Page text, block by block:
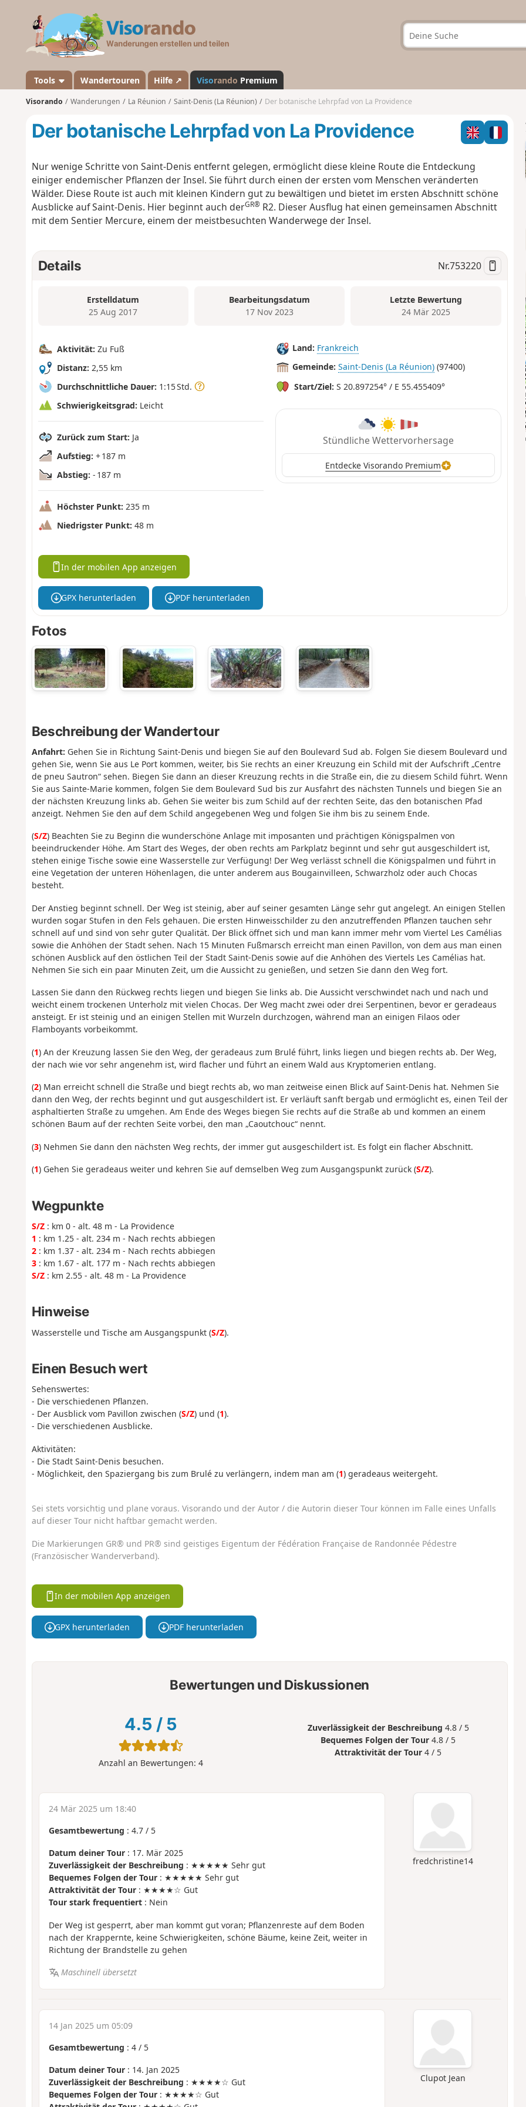
a
n
d
Tools Wandertouren Hilfe ↗ Visorando Premium
Visorando Wanderungen La Réunion Saint-Denis (La Réunion) Der botanische Lehrpfad von La Providence
Der botanische Lehrpfad von La Providence
Nur wenige Schritte von Saint-Denis entfernt gelegen, ermöglicht diese kleine Route die Entdeckung
einiger endemischer Pflanzen der Insel. Sie führt durch einen der ersten vom Menschen veränderten
Wälder. Diese Route ist auch mit kleinen Kindern gut zu bewältigen und bietet im ersten Abschnitt schöne
Ausblicke auf Saint-Denis. Hier beginnt auch derGR®R2. Dieser Ausflug hat einen gemeinsamen Abschnitt
mit dem Sentier Mercure, einem der meistbesuchten Wanderwege der Insel.
Details Nr.753220
Erstelldatum
25 Aug 2017
Bearbeitungsdatum
17 Nov 2023
Letzte Bewertung
24 Mär 2025
Aktivität: Zu Fuß
Distanz: 2,55 km
Durchschnittliche Dauer: 1:15 Std.
Schwierigkeitsgrad: Leicht
Zurück zum Start: Ja
Aufstieg: + 187 m
Abstieg: - 187 m
Höchster Punkt: 235 m
Niedrigster Punkt: 48 m
Land: Frankreich
Gemeinde: Saint-Denis (La Réunion) (97400)
Start/Ziel: S 20.897254° / E 55.455409°
Stündliche Wettervorhersage
Entdecke Visorando Premium
In der mobilen App anzeigen
GPX herunterladen PDF herunterladen
Fotos
Beschreibung der Wandertour
Anfahrt: Gehen Sie in Richtung Saint-Denis und biegen Sie auf den Boulevard Sud ab. Folgen Sie diesem Boulevard und
gehen Sie, wenn Sie aus Le Port kommen, weiter, bis Sie rechts an einer Kreuzung ein Schild mit der Aufschrift „Centre
de pneu Sautron“ sehen. Biegen Sie dann an dieser Kreuzung rechts in die Straße ein, die zu diesem Schild führt. Wenn
Sie aus Sainte-Marie kommen, folgen Sie dem Boulevard Sud bis zur Ausfahrt des nächsten Tunnels und biegen Sie an
der nächsten Kreuzung links ab. Gehen Sie weiter bis zum Schild auf der rechten Seite, das den botanischen Pfad
anzeigt. Nehmen Sie den auf dem Schild angegebenen Weg und folgen Sie ihm bis zu seinem Ende.
(S/Z) Beachten Sie zu Beginn die wunderschöne Anlage mit imposanten und prächtigen Königspalmen von
beeindruckender Höhe. Am Start des Weges, der oben rechts am Parkplatz beginnt und sehr gut ausgeschildert ist,
stehen einige Tische sowie eine Wasserstelle zur Verfügung! Der Weg verlässt schnell die Königspalmen und führt in
eine Vegetation der unteren Höhenlagen, die unter anderem aus Bougainvilleen, Schwarzholz oder auch Chocas
besteht.
Der Anstieg beginnt schnell. Der Weg ist steinig, aber auf seiner gesamten Länge sehr gut angelegt. An einigen Stellen
wurden sogar Stufen in den Fels gehauen. Die ersten Hinweisschilder zu den anzutreffenden Pflanzen tauchen sehr
schnell auf und sind von sehr guter Qualität. Der Blick öffnet sich und man kann immer mehr vom Viertel Les Camélias
sowie die Anhöhen der Stadt sehen. Nach 15 Minuten Fußmarsch erreicht man einen Pavillon, von dem aus man einen
schönen Ausblick auf den östlichen Teil der Stadt Saint-Denis sowie auf die Anhöhen des Viertels Les Camélias hat.
Nehmen Sie sich ein paar Minuten Zeit, um die Aussicht zu genießen, und setzen Sie dann den Weg fort.
Lassen Sie dann den Rückweg rechts liegen und biegen Sie links ab. Die Aussicht verschwindet nach und nach und
weicht einem trockenen Unterholz mit vielen Chocas. Der Weg macht zwei oder drei Serpentinen, bevor er geradeaus
ansteigt. Er ist steinig und an einigen Stellen mit Wurzeln durchzogen, während man an einigen Filaos oder
Flamboyants vorbeikommt.
(1) An der Kreuzung lassen Sie den Weg, der geradeaus zum Brulé führt, links liegen und biegen rechts ab. Der Weg,
der nach wie vor sehr angenehm ist, wird flacher und führt an einem Wald aus Kryptomerien entlang.
(2) Man erreicht schnell die Straße und biegt rechts ab, wo man zeitweise einen Blick auf Saint-Denis hat. Nehmen Sie
dann den Weg, der rechts beginnt und gut ausgeschildert ist. Er verläuft sanft bergab und ermöglicht es, einen Teil der
asphaltierten Straße zu umgehen. Am Ende des Weges biegen Sie rechts auf die Straße ab und kommen an einem
schönen Baum auf der rechten Seite vorbei, den man „Caoutchouc“ nennt.
(3) Nehmen Sie dann den nächsten Weg rechts, der immer gut ausgeschildert ist. Es folgt ein flacher Abschnitt.
(1) Gehen Sie geradeaus weiter und kehren Sie auf demselben Weg zum Ausgangspunkt zurück (S/Z).
Wegpunkte
S/Z: km 0 - alt. 48 m - La Providence
1 : km 1.25 - alt. 234 m - Nach rechts abbiegen
2: km 1.37 - alt. 234 m - Nach rechts abbiegen
3: km 1.67 - alt. 177 m - Nach rechts abbiegen
S/Z: km 2.55 - alt. 48 m - La Providence
Hinweise
Wasserstelle und Tische am Ausgangspunkt (S/Z).
Einen Besuch wert
Sehenswertes:
- Die verschiedenen Pflanzen.
- Der Ausblick vom Pavillon zwischen (S/Z) und (1).
- Die verschiedenen Ausblicke.
Aktivitäten:
- Die Stadt Saint-Denis besuchen.
- Möglichkeit, den Spaziergang bis zum Brulé zu verlängern, indem man am (1) geradeaus weitergeht.
Sei stets vorsichtig und plane voraus. Visorando und der Autor / die Autorin dieser Tour können im Falle eines Unfalls
auf dieser Tour nicht haftbar gemacht werden.
Die Markierungen GR® und PR® sind geistiges Eigentum der Fédération Française de Randonnée Pédestre
(Französischer Wanderverband).
In der mobilen App anzeigen
GPX herunterladen PDF herunterladen
Bewertungen und Diskussionen
4.5 / 5
Anzahl an Bewertungen: 4
Zuverlässigkeit der Beschreibung 4.8 / 5
Bequemes Folgen der Tour 4.8 / 5
Attraktivität der Tour 4 / 5
fredchristine14
24 Mär 2025 um 18:40
Gesamtbewertung : 4.7/ 5
Datum deiner Tour: 17. Mär 2025
Zuverlässigkeit der Beschreibung : ★★★★★ Sehr gut
Bequemes Folgen der Tour: ★★★★★ Sehr gut
Attraktivität der Tour: ★★★★☆ Gut
Tour stark frequentiert: Nein
Der Weg ist gesperrt, aber man kommt gut voran; Pflanzenreste auf dem Boden
nach der Krappernte, keine Schwierigkeiten, schöne Bäume, keine Zeit, weiter in
Richtung der Brandstelle zu gehen
Maschinell übersetzt
Clupot Jean
14 Jan 2025 um 05:09
Gesamtbewertung : 4/ 5
Datum deiner Tour: 14. Jan 2025
Zuverlässigkeit der Beschreibung : ★★★★☆ Gut
Bequemes Folgen der Tour: ★★★★☆ Gut